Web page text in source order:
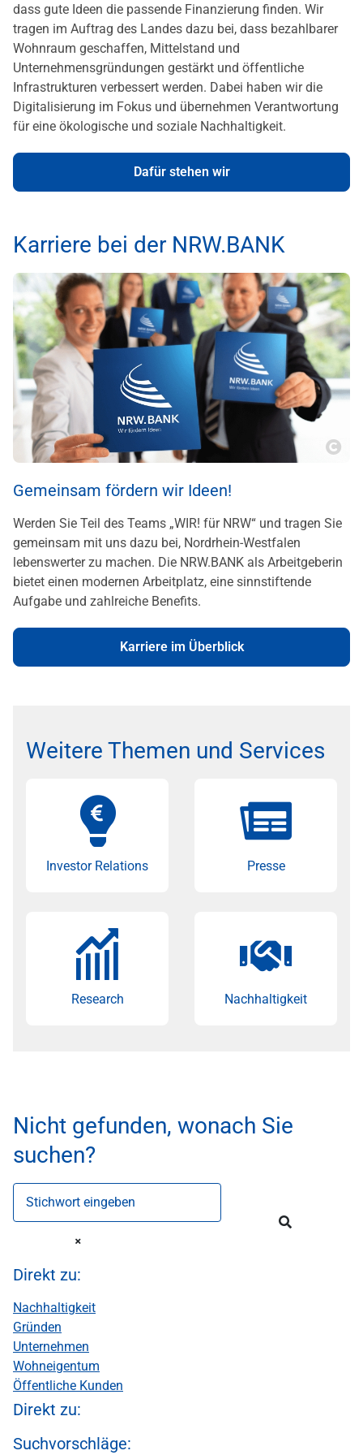
dass gute Ideen die passende Finanzierung finden. Wir
tragen im Auftrag des Landes dazu bei, dass bezahlbarer
Wohnraum geschaffen, Mittelstand und
Unternehmensgründungen gestärkt und öffentliche
Infrastrukturen verbessert werden. Dabei haben wir die
Digitalisierung im Fokus und übernehmen Verantwortung
für eine ökologische und soziale Nachhaltigkeit.
Dafür stehen wir
Karriere bei der NRW.BANK
Gemeinsam fördern wir Ideen!
Werden Sie Teil des Teams „WIR! für NRW“ und tragen Sie
gemeinsam mit uns dazu bei, Nordrhein-Westfalen
lebenswerter zu machen. Die NRW.BANK als Arbeitgeberin
bietet einen modernen Arbeitplatz, eine sinnstiftende
Aufgabe und zahlreiche Benefits.
Karriere im Überblick
Weitere Themen und Services
Investor Relations Presse
Research Nachhaltigkeit
Nicht gefunden, wonach Sie
suchen?
Stichwort eingeben
Direkt zu:
Nachhaltigkeit
Gründen
Unternehmen
Wohneigentum
Öffentliche Kunden
Direkt zu:
Suchvorschläge: